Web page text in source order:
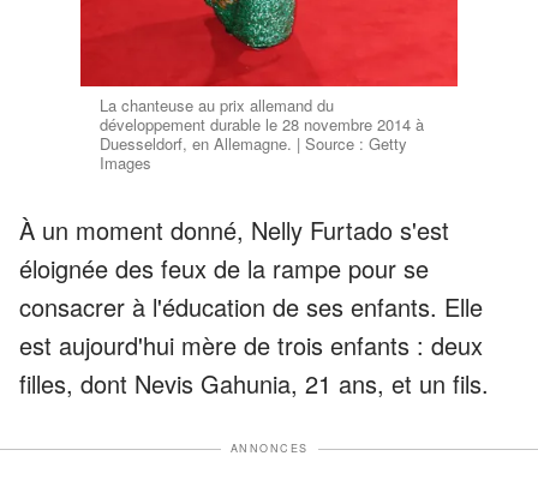
La chanteuse au prix allemand du
développement durable le 28 novembre 2014 à
Duesseldorf, en Allemagne. | Source : Getty
Images
À un moment donné, Nelly Furtado s'est
éloignée des feux de la rampe pour se
consacrer à l'éducation de ses enfants. Elle
est aujourd'hui mère de trois enfants : deux
filles, dont Nevis Gahunia, 21 ans, et un fils.
ANNONCES